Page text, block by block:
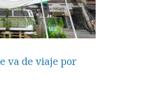
va de viaje por